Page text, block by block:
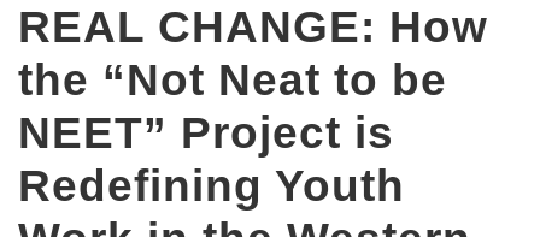
REAL CHANGE: How
the “Not Neat to be
NEET” Project is
Redefining Youth